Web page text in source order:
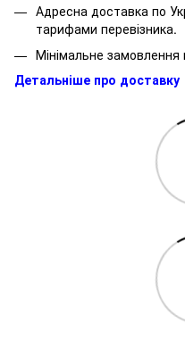
Адресна доставка по
тарифами перевізника.
Мінімальне замовлення
Детальніше про доставку